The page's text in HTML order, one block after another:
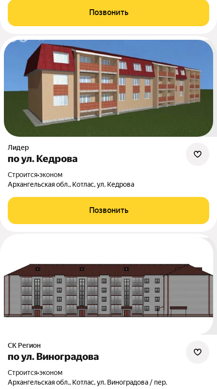
Позвонить
Лидер
по ул. Кедрова
Строится•эконом
Архангельская обл., Котлас, ул. Кедрова
Позвонить
СК Регион
по ул. Виноградова
Строится•эконом
Архангельская обл., Котлас, ул. Виноградова / пер.